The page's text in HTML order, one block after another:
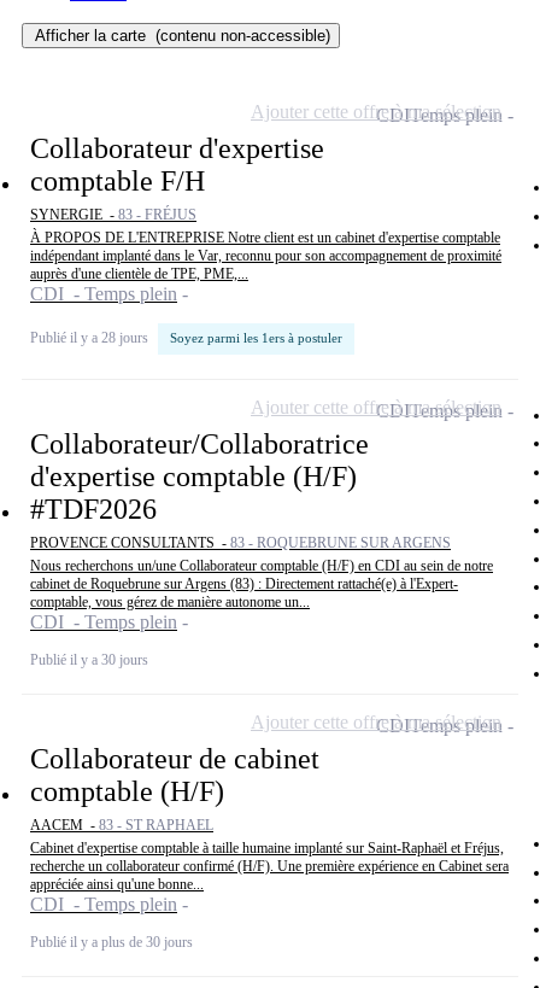
Afficher la carte (contenu non-accessible)
Collaborateur d'expertise
comptable F/H
SYNERGIE - 83 - FRÉJUS
À PROPOS DE L'ENTREPRISE Notre client est un cabinet d'expertise comptable
indépendant implanté dans le Var, reconnu pour son accompagnement de proximité
auprès d'une clientèle de TPE, PME,...
CDI - Temps plein
Publié il y a 28 jours Soyez parmi les 1ers à postuler
CDITemps plein
Ajouter cette offre à ma sélection
Collaborateur/Collaboratrice
d'expertise comptable (H/F)
#TDF2026
PROVENCE CONSULTANTS - 83 - ROQUEBRUNE SUR ARGENS
Nous recherchons un/une Collaborateur comptable (H/F) en CDI au sein de notre
cabinet de Roquebrune sur Argens (83) : Directement rattaché(e) à l'Expert-
comptable, vous gérez de manière autonome un...
CDI - Temps plein
Publié il y a 30 jours
CDITemps plein
Ajouter cette offre à ma sélection
Collaborateur de cabinet
comptable (H/F)
AACEM - 83 - ST RAPHAEL
Cabinet d'expertise comptable à taille humaine implanté sur Saint-Raphaël et Fréjus,
recherche un collaborateur confirmé (H/F). Une première expérience en Cabinet sera
appréciée ainsi qu'une bonne...
CDI - Temps plein
Publié il y a plus de 30 jours
CDITemps plein
Ajouter cette offre à ma sélection